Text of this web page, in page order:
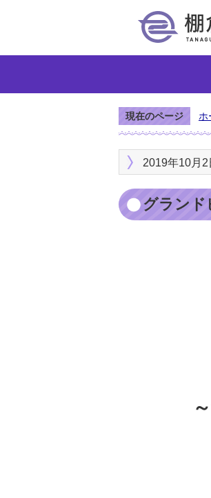
現在のページ ホ
2019年10月
グランド